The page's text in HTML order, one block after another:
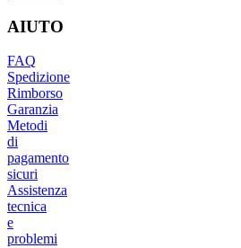
AIUTO
FAQ
Spedizione
Rimborso
Garanzia
Metodi
di
pagamento
sicuri
Assistenza
tecnica
e
problemi